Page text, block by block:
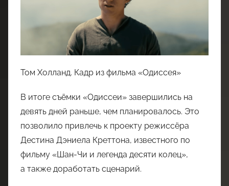
Том Холланд. Кадр из фильма «Одиссея»
В итоге съёмки «Одиссеи» завершились на
девять дней раньше, чем планировалось. Это
позволило привлечь к проекту режиссёра
Дестина Дэниела Креттона, известного по
фильму «Шан-Чи и легенда десяти колец»,
а также доработать сценарий.